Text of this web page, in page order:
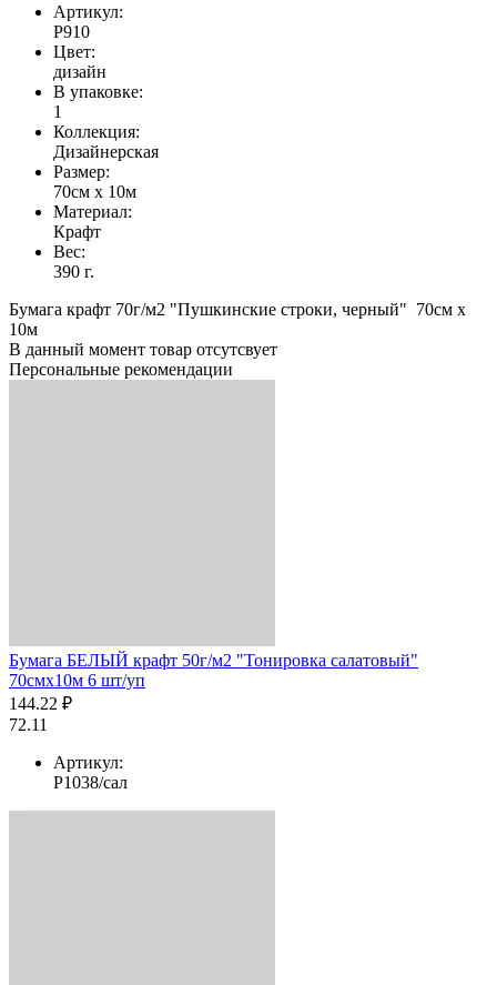
Артикул:
Р910
Цвет:
дизайн
В упаковке:
1
Коллекция:
Дизайнерская
Размер:
70см х 10м
Материал:
Крафт
Вес:
390 г.
Бумага крафт 70г/м2 "Пушкинские строки, черный" 70см х
10м
В данный момент товар отсутсвует
Персональные рекомендации
Бумага БЕЛЫЙ крафт 50г/м2 "Тонировка салатовый"
70смх10м 6 шт/уп
144.22 ₽
72.11
Артикул:
Р1038/сал